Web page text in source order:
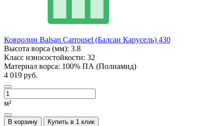
Ковролин Balsan Carrousel (Балсан Карусель) 430
Высота ворса (мм): 3.8
Класс износостойкости: 32
Материал ворса: 100% ПА (Полиамид)
4 019 руб.
м²
В корзину Купить в 1 клик